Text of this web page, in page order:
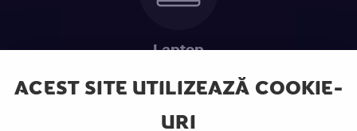
ACEST SITE UTILIZEAZĂ COOKIE-
URI
Laptop
ABONEAZĂ-TE ACUM